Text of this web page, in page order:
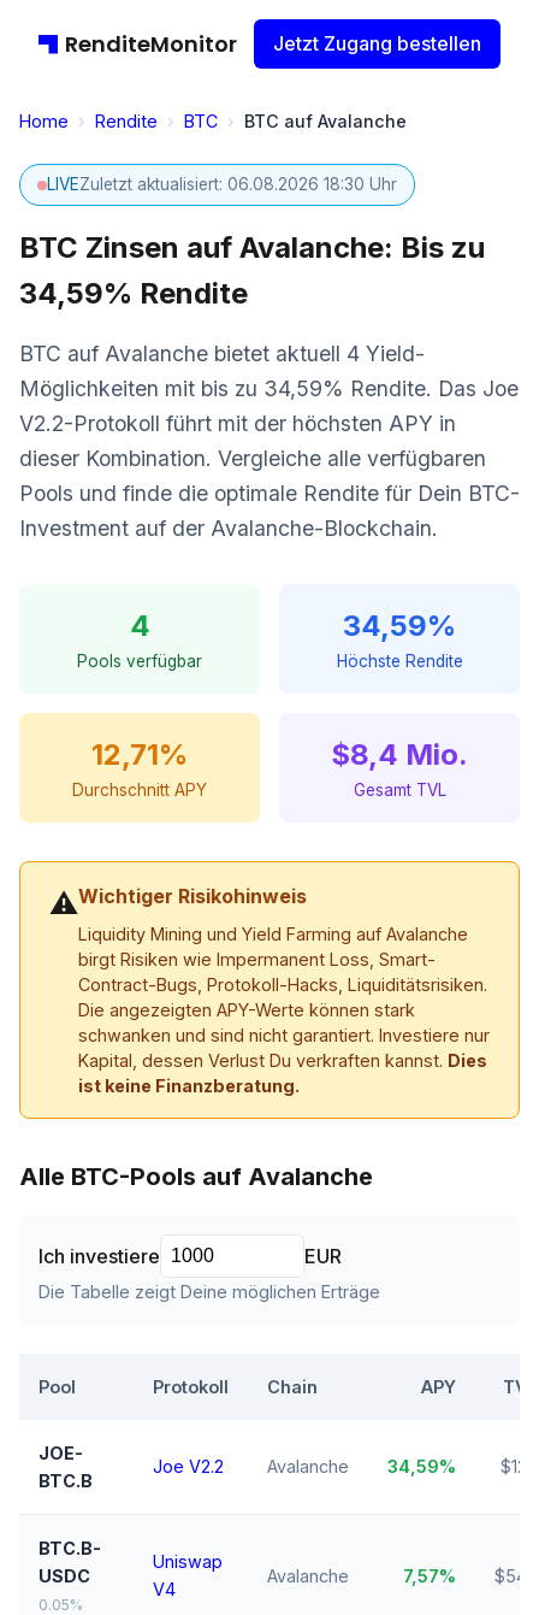
RenditeMonitor Jetzt Zugang bestellen
Home › Rendite › BTC › BTC auf Avalanche
LIVEZuletzt aktualisiert: 06.08.2026 18:30 Uhr
BTC Zinsen auf Avalanche: Bis zu
34,59% Rendite
BTC auf Avalanche bietet aktuell 4 Yield-
Möglichkeiten mit bis zu 34,59% Rendite. Das Joe
V2.2-Protokoll führt mit der höchsten APY in
dieser Kombination. Vergleiche alle verfügbaren
Pools und finde die optimale Rendite für Dein BTC-
Investment auf der Avalanche-Blockchain.
4
Pools verfügbar
34,59%
Höchste Rendite
12,71%
Durchschnitt APY
$8,4 Mio.
Gesamt TVL
⚠Wichtiger Risikohinweis
Liquidity Mining und Yield Farming auf Avalanche
birgt Risiken wie Impermanent Loss, Smart-
Contract-Bugs, Protokoll-Hacks, Liquiditätsrisiken.
Die angezeigten APY-Werte können stark
schwanken und sind nicht garantiert. Investiere nur
Kapital, dessen Verlust Du verkraften kannst. Dies
ist keine Finanzberatung.
Alle BTC-Pools auf Avalanche
Ich investiere EUR
Die Tabelle zeigt Deine möglichen Erträge
Pool Protokoll Chain APY TVL
JOE-
BTC.B
Joe V2.2 Avalanche 34,59% $12k
BTC.B-
USDC
0.05%
Uniswap
V4
Avalanche 7,57% $54k